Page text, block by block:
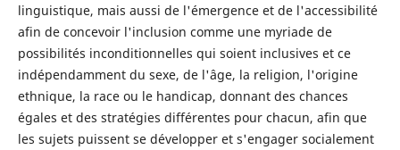
linguistique, mais aussi de l'émergence et de l'accessibilité
afin de concevoir l'inclusion comme une myriade de
possibilités inconditionnelles qui soient inclusives et ce
indépendamment du sexe, de l'âge, la religion, l'origine
ethnique, la race ou le handicap, donnant des chances
égales et des stratégies différentes pour chacun, afin que
les sujets puissent se développer et s'engager socialement